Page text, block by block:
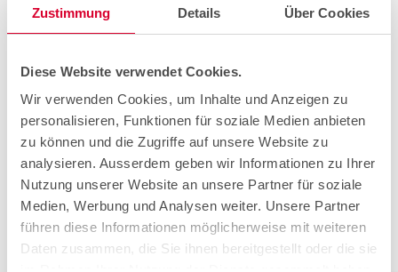
Zustimmung Details Über Cookies
Diese Website verwendet Cookies.
Wir verwenden Cookies, um Inhalte und Anzeigen zu
personalisieren, Funktionen für soziale Medien anbieten
zu können und die Zugriffe auf unsere Website zu
analysieren. Ausserdem geben wir Informationen zu Ihrer
Nutzung unserer Website an unsere Partner für soziale
Medien, Werbung und Analysen weiter. Unsere Partner
führen diese Informationen möglicherweise mit weiteren
Daten zusammen, die Sie ihnen bereitgestellt oder die sie
régions concernées coupées du monde.
© by cablex (1/6)